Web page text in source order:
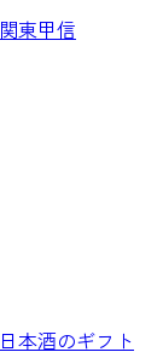
関東甲信
日本酒のギフト